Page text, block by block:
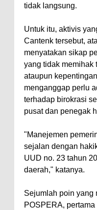
tidak langsung.
Untuk itu, aktivis
Cantenk tersebut,
menyatakan sikap
yang tidak memihak
ataupun
menganggap perlu
terhadap birokrasi
pusat dan penegak
"Manejemen
sejalan dengan
UUD no. 23 tahun
daerah," katanya.
Sejumlah poin yang
POSPERA,